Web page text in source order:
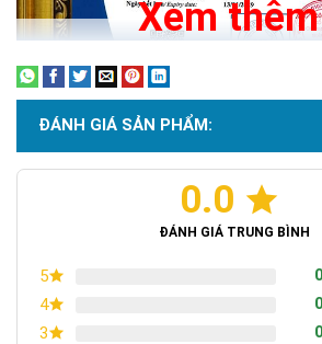
Chứng nhận ISO
Xem
ĐÁNH GIÁ SẢN PHẨM:
0.0
ĐÁNH GIÁ TRUNG BÌNH
5
4
3